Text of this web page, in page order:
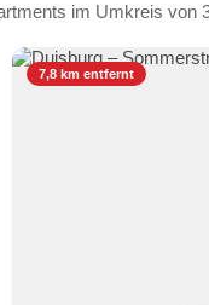
im Umkreis von
7,8 km entfernt